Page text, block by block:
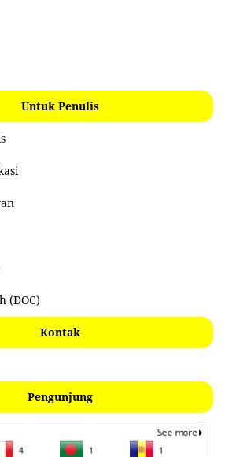
Untuk Penulis
(DOC)
Kontak
Pengunjung